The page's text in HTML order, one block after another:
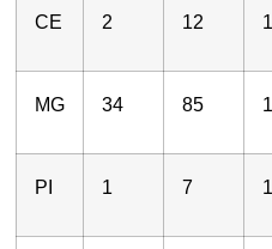
CE 2 12
MG 34 85
PI 1 7